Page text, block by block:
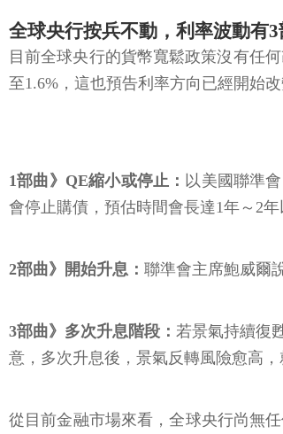
全球央行按兵不動，利率波動有3
目前全球央行的貨幣寬鬆政策沒有任
至1.6%，這也預告利率方向已經開始
1部曲》QE縮小或停止： 以美國聯準
會停止購債，預估時間會長達1年～2年
2部曲》開始升息： 聯準會主席鮑威爾
3部曲》多次升息階段：若景氣持續復
意，多次升息後，景氣反轉風險愈高，
從目前金融市場來看，全球央行尚無